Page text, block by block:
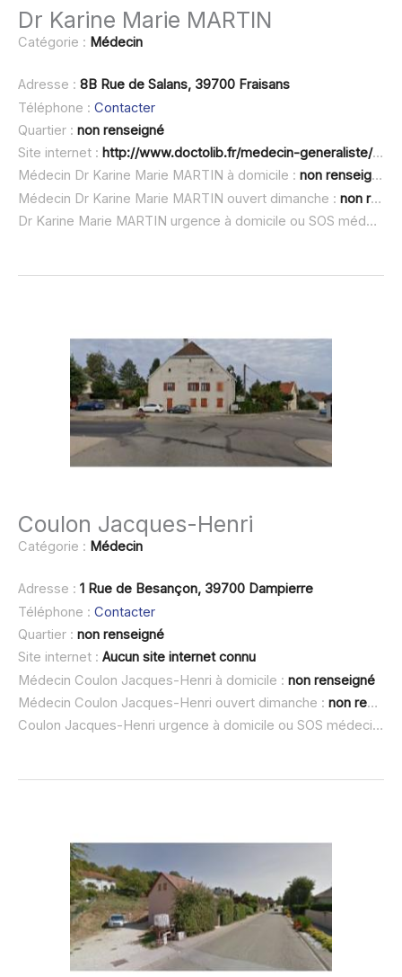
Dr Karine Marie MARTIN
Catégorie : Médecin
Adresse : 8B Rue de Salans, 39700 Fraisans
Téléphone : Contacter
Quartier : non renseigné
Site internet : http://www.doctolib.fr/medecin-generaliste/fraisans/karine-marie-martin
Médecin Dr Karine Marie MARTIN à domicile : non renseigné
Médecin Dr Karine Marie MARTIN ouvert dimanche : non renseigné
Dr Karine Marie MARTIN urgence à domicile ou SOS médecin :
Coulon Jacques-Henri
Catégorie : Médecin
Adresse : 1 Rue de Besançon, 39700 Dampierre
Téléphone : Contacter
Quartier : non renseigné
Site internet : Aucun site internet connu
Médecin Coulon Jacques-Henri à domicile : non renseigné
Médecin Coulon Jacques-Henri ouvert dimanche : non renseigné
Coulon Jacques-Henri urgence à domicile ou SOS médecin :